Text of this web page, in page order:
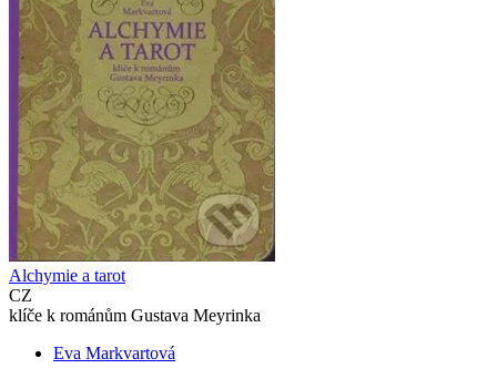
Alchymie a tarot
CZ
klíče k románům Gustava Meyrinka
Eva Markvartová